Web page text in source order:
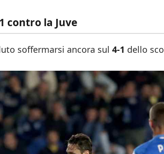
contro la Juve
soffermarsi ancora sul 4-1 dello